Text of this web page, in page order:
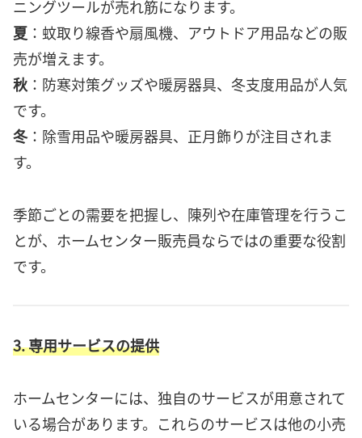
ニングツールが売れ筋になります。
夏 ：蚊取り線香や扇風機、アウトドア用品などの販
売が増えます。
秋 ：防寒対策グッズや暖房器具、冬支度用品が人気
です。
冬：除雪用品や暖房器具、正月飾りが注目されま
す。
季節ごとの需要を把握し、陳列や在庫管理を行うこ
とが、ホームセンター販売員ならではの重要な役割
です。
3. 専用サービスの提供
ホームセンターには、独自のサービスが用意されて
いる場合があります。これらのサービスは他の小売